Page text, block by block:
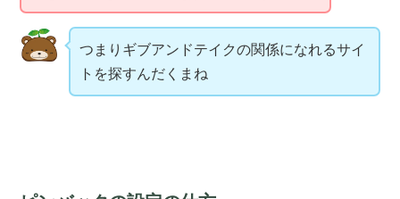
つまりギブアンドテイクの関係になれるサイ
トを探すんだくまね